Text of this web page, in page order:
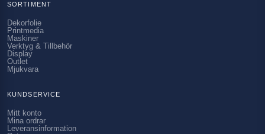
SORTIMENT
Dekorfolie
Printmedia
Maskiner
Verktyg & Tillbehör
Display
Outlet
Mjukvara
KUNDSERVICE
Mitt konto
Mina ordrar
Leveransinformation